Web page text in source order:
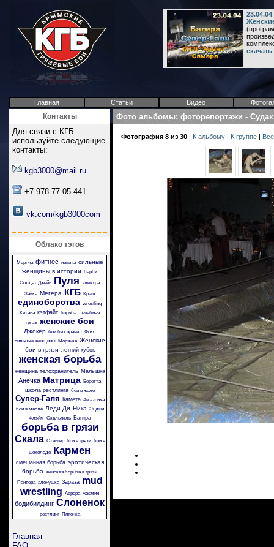
Главная Статьи Видео
Контакты
Для связи с КГБ
используйте следующие
контакты:
kgb3000@mail.ru
+7 978 77 05 441
vk.com/kgb3000com
Облако тэгов
Моряча фитнес никита сильные
женщины в истории барби
Солдат Джейн Пуля электра
Зайка Мегера КГБ Крэш
единоборства wrestling
Китана кэтфайт борьба лечебная
грязь женские бои
Джокер бои без правил Фокс
сильные женщины
Морячка Женские
бои в грязи летний кубок
женская борьба
женщина телохранитель Малышка
Анечка Матрица Беретта
школа рестлинга бои в желе
Супер-Галя Камета Амазонка
бои в масле
Леди Ди Ника Энджи
Флэйм Скальпель Багира
борьба в грязи
Скала Стингер бои в грязи бои в
шоколаде Кармен
смешанная борьба эротическая
борьба женская борьба в грязи
Пантера аленушка Зараза mud
wrestling Аврора жасмин
бодибилдинг Слоненок
рестлинг Пяточка
Главная
Фото альбомы: фоторепортажи -
Фотография 8 из 30 | К альбому | К группе |